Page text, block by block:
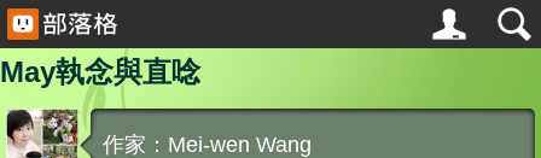
May執念與直唸
作家：Mei-wen Wang